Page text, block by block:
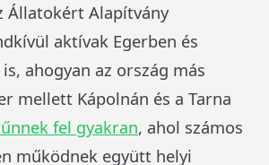
Állatokért Alapítvány
aktívak Egerben és
ahogyan az ország más
mellett Kápolnán és a Tarna
fel gyakran, ahol számos
működnek együtt helyi